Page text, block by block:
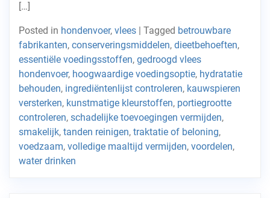
[…]
Posted in hondenvoer, vlees | Tagged betrouwbare
fabrikanten, conserveringsmiddelen, dieetbehoeften,
essentiële voedingsstoffen, gedroogd vlees
hondenvoer, hoogwaardige voedingsoptie, hydratatie
behouden, ingrediëntenlijst controleren, kauwspieren
versterken, kunstmatige kleurstoffen, portiegrootte
controleren, schadelijke toevoegingen vermijden,
smakelijk, tanden reinigen, traktatie of beloning,
voedzaam, volledige maaltijd vermijden, voordelen,
water drinken